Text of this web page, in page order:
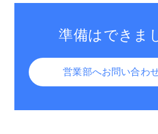
準備はできま
営業部へお問い合わ